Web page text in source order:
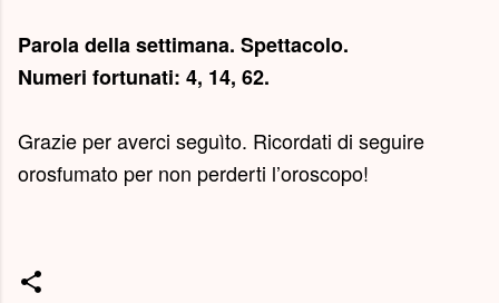
Parola della settimana. Spettacolo.
Numeri fortunati: 4, 14, 62.
Grazie per averci seguìto. Ricordati di seguire
orosfumato per non perderti l’oroscopo!